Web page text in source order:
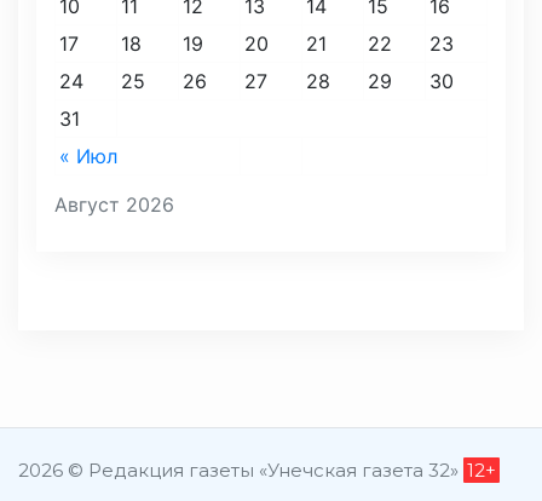
Август 2026
« Июл
10
11 12 13 14 15
16
17
18 19 20 21 22
23
24
25 26 27 28 29
30
31
2026 © Редакция газеты «Унечская газета 32» 12+